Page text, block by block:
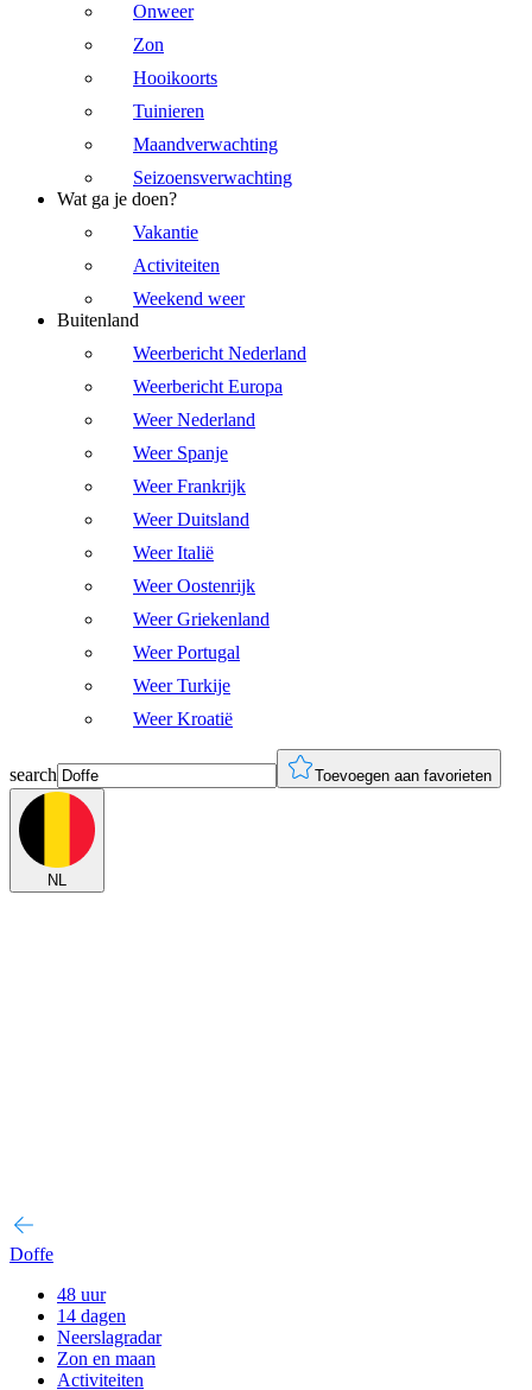
Onweer
Zon
Hooikoorts
Tuinieren
Maandverwachting
Seizoensverwachting
Wat ga je doen?
Vakantie
Activiteiten
Weekend weer
Buitenland
Weerbericht Nederland
Weerbericht Europa
Weer Nederland
Weer Spanje
Weer Frankrijk
Weer Duitsland
Weer Italië
Weer Oostenrijk
Weer Griekenland
Weer Portugal
Weer Turkije
Weer Kroatië
search Toevoegen aan favorieten
NL
Doffe
48 uur
14 dagen
Neerslagradar
Zon en maan
Activiteiten